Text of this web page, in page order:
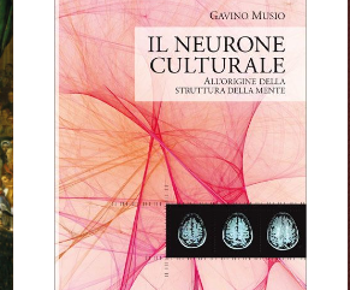
desideri